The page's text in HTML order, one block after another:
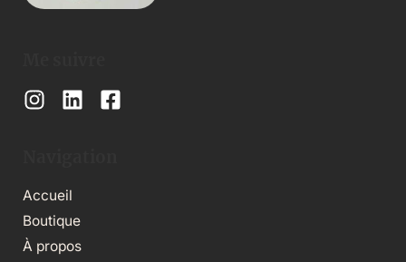
Accueil
Boutique
À propos